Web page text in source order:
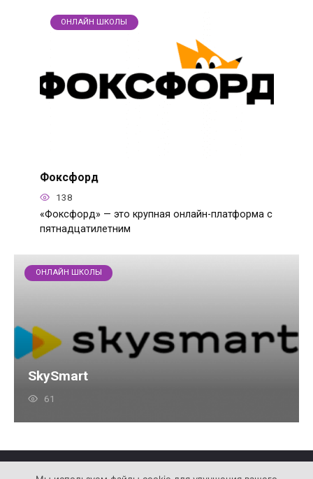
ОНЛАЙН ШКОЛЫ
Фоксфорд
138
«Фоксфорд» — это крупная онлайн-платформа с
пятнадцатилетним
ОНЛАЙН ШКОЛЫ
SkySmart
61